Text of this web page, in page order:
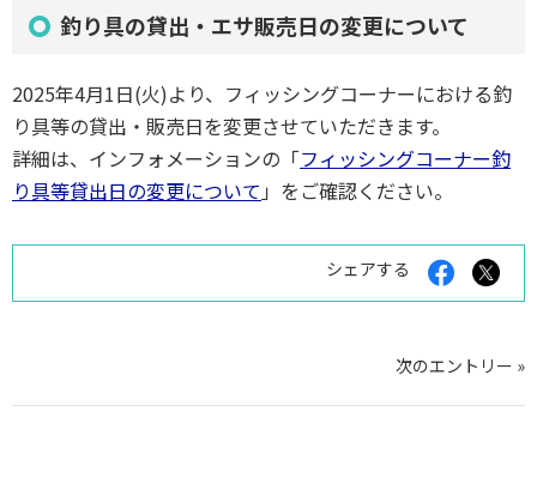
釣り具の貸出・エサ販売日の変更について
2025年4月1日(火)より、フィッシングコーナーにおける釣
り具等の貸出・販売日を変更させていただきます。
詳細は、インフォメーションの「フィッシングコーナー釣
り具等貸出日の変更について 」をご確認ください。
シェアする
Facebook
シ
す
X
で
シ
す
次のエントリー »